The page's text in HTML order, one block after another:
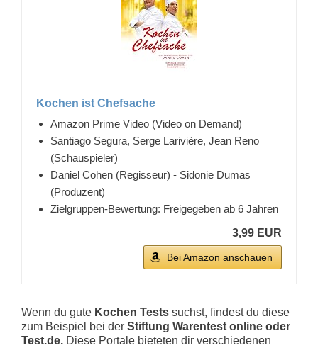
Kochen ist Chefsache
Amazon Prime Video (Video on Demand)
Santiago Segura, Serge Larivière, Jean Reno
(Schauspieler)
Daniel Cohen (Regisseur) - Sidonie Dumas
(Produzent)
Zielgruppen-Bewertung: Freigegeben ab 6 Jahren
3,99 EUR
Bei Amazon anschauen
Wenn du gute Kochen Tests suchst, findest du diese
zum Beispiel bei der Stiftung Warentest online oder
Test.de. Diese Portale bieteten dir verschiedenen